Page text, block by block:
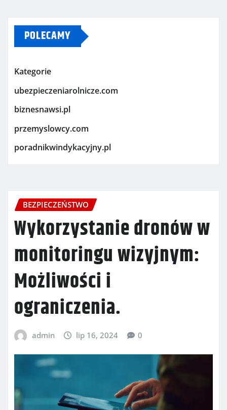
POLECAMY
Kategorie
ubezpieczeniarolnicze.com
biznesnawsi.pl
przemyslowcy.com
poradnikwindykacyjny.pl
BEZPIECZEŃSTWO
Wykorzystanie dronów w
monitoringu wizyjnym:
Możliwości i
ograniczenia.
admin lip 16, 2024 0